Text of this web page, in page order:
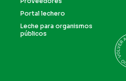
Portal lechero
Leche para organismos
públicos